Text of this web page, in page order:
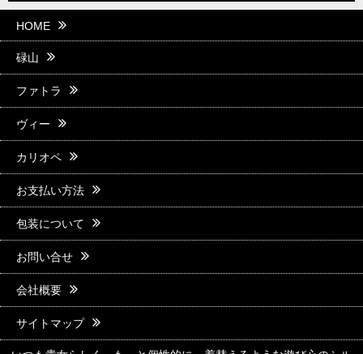
HOME
碌山
ファトラ
ヴィー
カリオペ
お支払い方法
包装について
お問い合せ
会社概要
サイトマップ